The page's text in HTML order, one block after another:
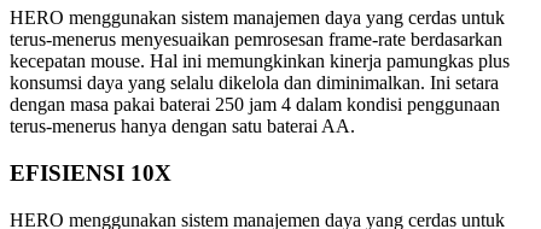
HERO menggunakan sistem manajemen daya yang cerdas untuk
terus-menerus menyesuaikan pemrosesan frame-rate berdasarkan
kecepatan mouse. Hal ini memungkinkan kinerja pamungkas plus
konsumsi daya yang selalu dikelola dan diminimalkan. Ini setara
dengan masa pakai baterai 250 jam 4 dalam kondisi penggunaan
terus-menerus hanya dengan satu baterai AA.
EFISIENSI 10X
HERO menggunakan sistem manajemen daya yang cerdas untuk